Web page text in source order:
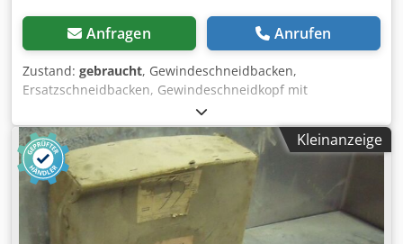
Anfragen Anrufen
Zustand: gebraucht, Gewindeschneidbacken,
Ersatzschneidbacken, Gewindeschneidkopf mit
Strehlerbacken, Gewinde-Schneidkluppe,
Gewindeschneidmaschine, Rohrgewinde-Schneider -
verschiedene: Gewindeschneidgrößen Dsdpfxsd Aay Do
Accjkr -Preis: komplett -Gewicht: 12 kg
Kleinanzeige